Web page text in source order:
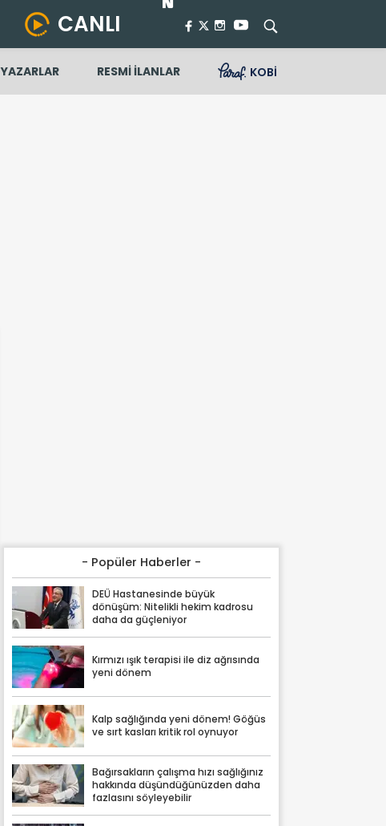
CANLI
YAZARLAR RESMİ İLANLAR KOBİ
- Popüler Haberler -
DEÜ Hastanesinde büyük
dönüşüm: Nitelikli hekim kadrosu
daha da güçleniyor
Kırmızı ışık terapisi ile diz ağrısında
yeni dönem
Kalp sağlığında yeni dönem! Göğüs
ve sırt kasları kritik rol oynuyor
Bağırsakların çalışma hızı sağlığınız
hakkında düşündüğünüzden daha
fazlasını söyleyebilir